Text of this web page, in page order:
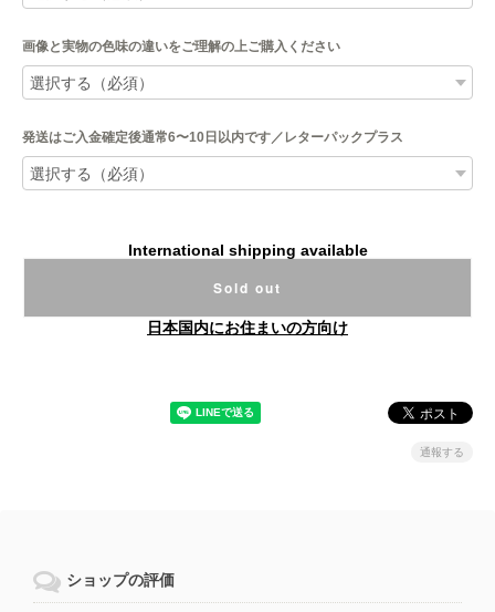
画像と実物の色味の違いをご理解の上ご購入ください
発送はご入金確定後通常6〜10日以内です／レターパックプラス
International shipping available
Sold out
日本国内にお住まいの方向け
通報する
ショップの評価